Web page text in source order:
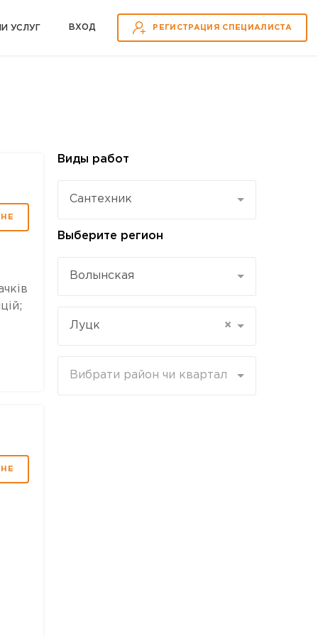
УСЛУГ ВХOД РЕГИСТРАЦИЯ СПЕЦИАЛИСТА
Виды работ
Сантехник
Выберите регион
Волынская
×
Луцк
Вибрати район чи квартал